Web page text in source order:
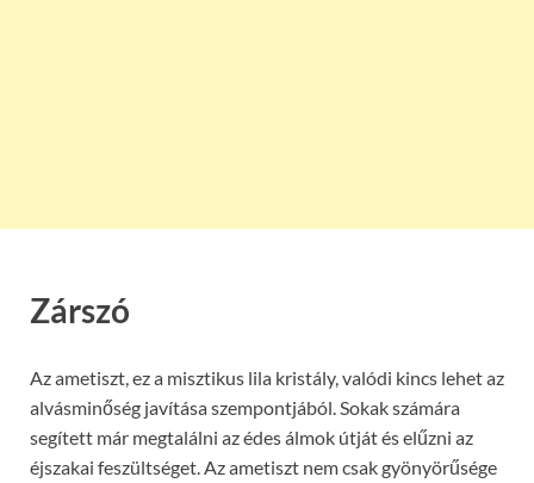
Zárszó
Az ametiszt, ez a misztikus lila kristály, valódi kincs lehet az
alvásminőség javítása szempontjából. Sokak számára
segített már megtalálni az édes álmok útját és elűzni az
éjszakai feszültséget. Az ametiszt nem csak gyönyörűsége